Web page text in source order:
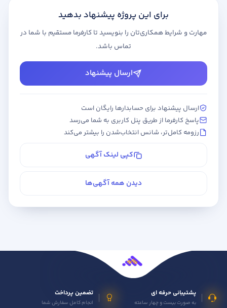
برای این پروژه پیشنهاد بدهید
مهارت و شرایط همکاری‌تان را بنویسید تا کارفرما مستقیم با شما در
تماس باشد.
ارسال پیشنهاد
ارسال پیشنهاد برای حسابدارها رایگان است
پاسخ کارفرما از طریق پنل کاربری به شما می‌رسد
رزومه کامل‌تر، شانس انتخاب‌شدن را بیشتر می‌کند
کپی لینک آگهی
دیدن همه آگهی‌ها
پشتیبانی حرفه ای
به صورت بیست و چهار ساعته
تضمین پرداخت
انجام کامل سفارش شما